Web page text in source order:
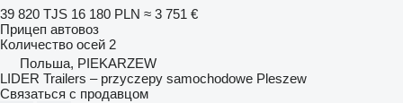
39 820 TJS 16 180 PLN ≈ 3 751 €
Прицеп автовоз
Количество осей 2
Польша, PIEKARZEW
LIDER Trailers – przyczepy samochodowe Pleszew
Связаться с продавцом